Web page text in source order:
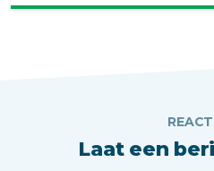
Laat een